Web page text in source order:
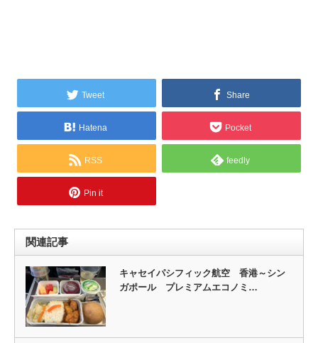
Tweet Share
Hatena Pocket
RSS feedly
Pin it
関連記事
キャセイパシフィック航空 香港～シン
ガポール プレミアムエコノミ…